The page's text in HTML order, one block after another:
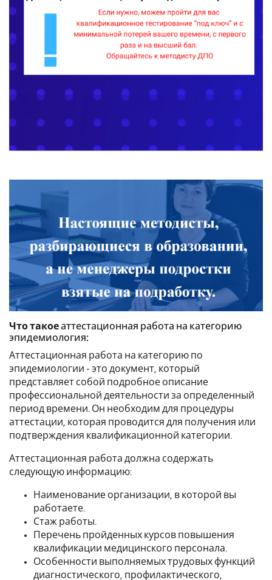
Что такоеаттестационная работа на категорию
эпидемиология:
Аттестационная работа на категорию по
эпидемиологии - это документ, который
представляет собой подробное описание
профессиональной деятельности за определенный
период времени. Он необходим для процедуры
аттестации, которая проводится для получения или
подтверждения квалификационной категории.
Аттестационная работа должна содержать
следующую информацию:
Наименование организации, в которой вы
работаете.
Стаж работы.
Перечень пройденных курсов повышения
квалификации медицинского персонала.
Особенности выполняемых трудовых функций
диагностического, профилактического,